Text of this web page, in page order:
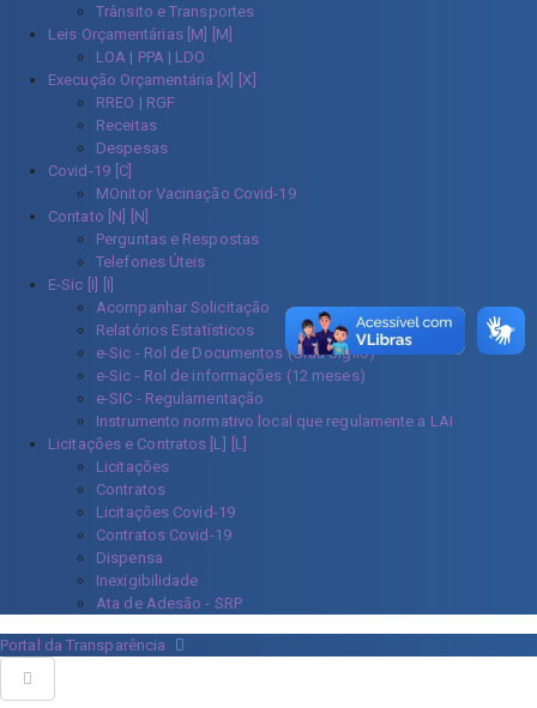
Trânsito e Transportes
Leis Orçamentárias [M]
LOA | PPA | LDO
Execução Orçamentária [X]
RREO | RGF
Receitas
Despesas
Covid-19
MOnitor Vacinação Covid-19
Contato [N]
Perguntas e Respostas
Telefones Úteis
E-Sic [I]
Acompanhar Solicitação
Relatórios Estatísticos
e-Sic - Rol de Documentos (Grau Sigilo)
e-Sic - Rol de informações (12 meses)
e-SIC - Regulamentação
Instrumento normativo local que regulamente a LAI
Licitações e Contratos [L]
Licitações
Contratos
Licitações Covid-19
Contratos Covid-19
Dispensa
Inexigibilidade
Ata de Adesão - SRP
Portal da Transparência